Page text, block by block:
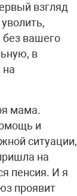
взгляд
без вашего
в
на
мама.
и
ситуации,
на
пенсия. И я
проявит